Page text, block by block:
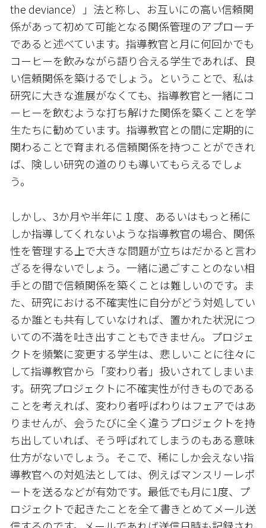
the deviance）」法と称し、お互いにの高い信頼関
係があって初めて可能となる関係管理のアプローチ
であると述べています。指導教官と月に何回かでも
コーヒーを飲みながら語り合える学生であれば、良
い信頼関係を築けるでしょう。ということで、私は
研究に大きな進展がなくても、指導教官と一緒にコ
ーヒーを飲むような打ち解けた関係を築くことを学
生たちに勧めています。指導教官との間に定期的に
関わることで育まれる信頼関係を持つことができれ
ば、険しい研究の道のりも導いてもらえるでしょ
う。
しかし、3か月や半年に１度、あるいはもっと稀に
しか指導してくれないような指導教官の場合、関係
性を管理する上で大きな問題が立ちはだかると言わ
ざるを得ないでしょう。一緒に過ごすことのない相
手との間で信頼関係を築くことは難しいのです。ま
た、研究における不確実性に自分がどう対処してい
るか誰とも共有していなければ、置かれた状況につ
いての不満を吐き出すこともできません。プロジェ
クトを頻繁に変更する学生は、悲しいことに往々に
して指導教官から「変わり者」扱いされてしまいま
す。研究プロジェクトに不確実性が付きものである
ことを考えれば、変わり者呼ばわりはフェアではあ
りませんが、会うたびに全く違うプロジェクトを持
ち出していれば、そう呼ばれてしまうのもある意味
仕方がないでしょう。そこで、稀にしか会えない指
導教官への対処法としては、例えばマンスリーレポ
ートを送るなどが有効です。最低でも月に1度、プ
ロジェクトで起きたことを全て書きとめてメール送